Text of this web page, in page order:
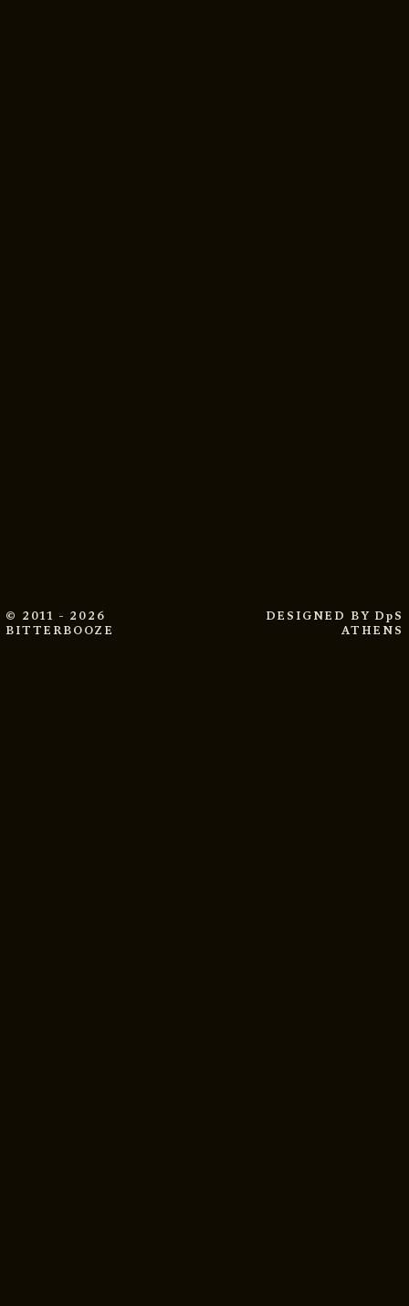
© 2011 - 2026
BITTERBOOZE
DESIGNED BY DpS
ATHENS